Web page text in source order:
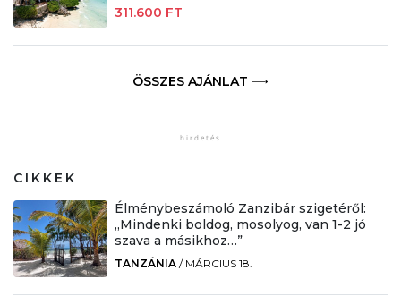
311.600 FT
ÖSSZES AJÁNLAT
CIKKEK
Élménybeszámoló Zanzibár szigetéről:
„Mindenki boldog, mosolyog, van 1-2 jó
szava a másikhoz…”
TANZÁNIA / MÁRCIUS 18.